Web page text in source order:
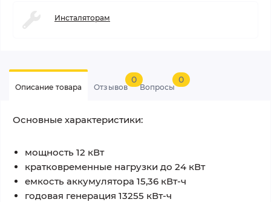
Инсталяторам
Описание товара Отзывов
0
Вопросы
0
Основные характеристики:
мощность 12 кВт
кратковременные нагрузки до 24 кВт
емкость аккумулятора 15,36 кВт-ч
годовая генерация 13255 кВт-ч